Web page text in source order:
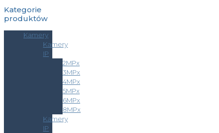
Kategorie
produktów
Kamery
Kamery
IP
2MPx
3MPx
4MPx
5MPx
6MPx
8MPx
Kamery
IP